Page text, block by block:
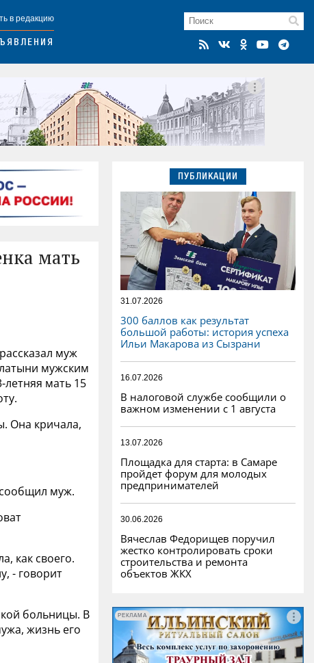
в редакцию
мать
муж
мужским
мать 15
Она кричала,
муж.
как своего.
- говорит
больницы. В
жизнь его
ПУБЛИКАЦИИ
31.07.2026
300 баллов как результат
большой работы: история успеха
Ильи Макарова из Сызрани
16.07.2026
В налоговой службе сообщили о
важном изменении с 1 августа
13.07.2026
Площадка для старта: в Самаре
пройдет форум для молодых
предпринимателей
30.06.2026
Вячеслав Федорищев поручил
жестко контролировать сроки
строительства и ремонта
объектов ЖКХ
РЕКЛАМА